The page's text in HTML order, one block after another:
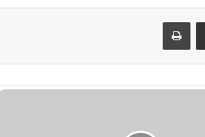
اشتراک گذاری با ایمیل